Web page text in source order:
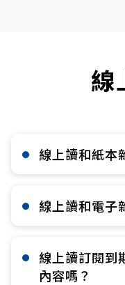
線
線上讀和紙本
線上讀和電子
線上讀訂閱到
內容嗎？​